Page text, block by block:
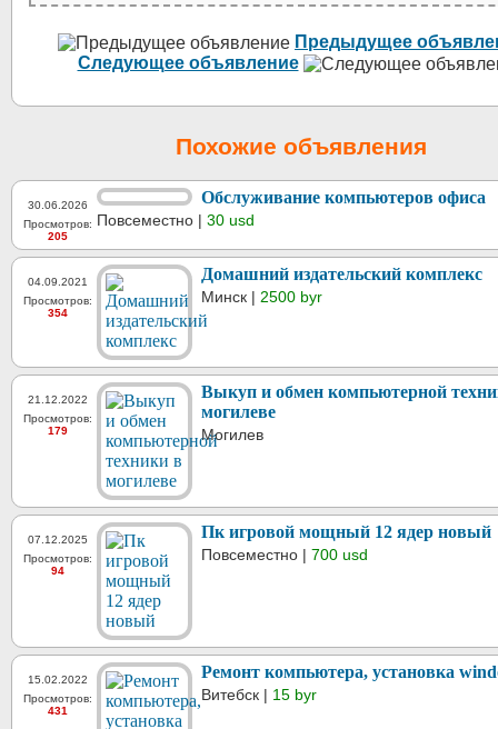
Предыдущее
Следующее объявление
Похожие объявления
30.06.2026
Просмотров:
205
Обслуживание компьютеров офиса
Повсеместно | 30 usd
04.09.2021
Просмотров:
354
Домашний издательский комплекс
Минск | 2500 byr
21.12.2022
Просмотров:
179
Выкуп и обмен компьютерной
могилеве
Могилев
07.12.2025
Просмотров:
94
Пк игровой мощный 12 ядер новый
Повсеместно | 700 usd
15.02.2022
Просмотров:
431
Ремонт компьютера, установка
Витебск | 15 byr